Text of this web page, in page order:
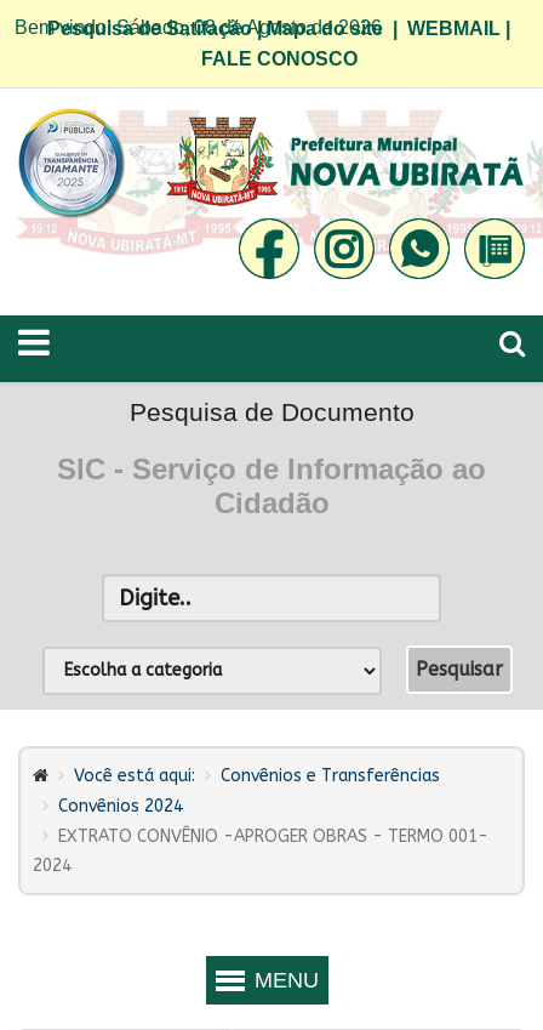
Bem vindo! Sábado, 08 de Agosto de 2026
Pesquisa de Satifação|Mapa do site WEBMAIL
FALE CONOSCO
Pesquisa de Documento
SIC - Serviço de Informação ao
Cidadão
Você está aqui:
Convênios e Transferências
Convênios 2024
EXTRATO CONVÊNIO -APROGER OBRAS - TERMO 001-
2024